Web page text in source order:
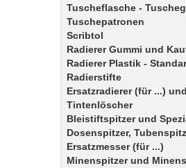
Tuscheflasche -
Tuschepatronen
Scribtol
Radierer Gummi und
Radierer Plastik -
Radierstifte
Ersatzradierer (für ...)
Tintenlöscher
Bleistiftspitzer und
Dosenspitzer,
Ersatzmesser (für ...)
Minenspitzer und